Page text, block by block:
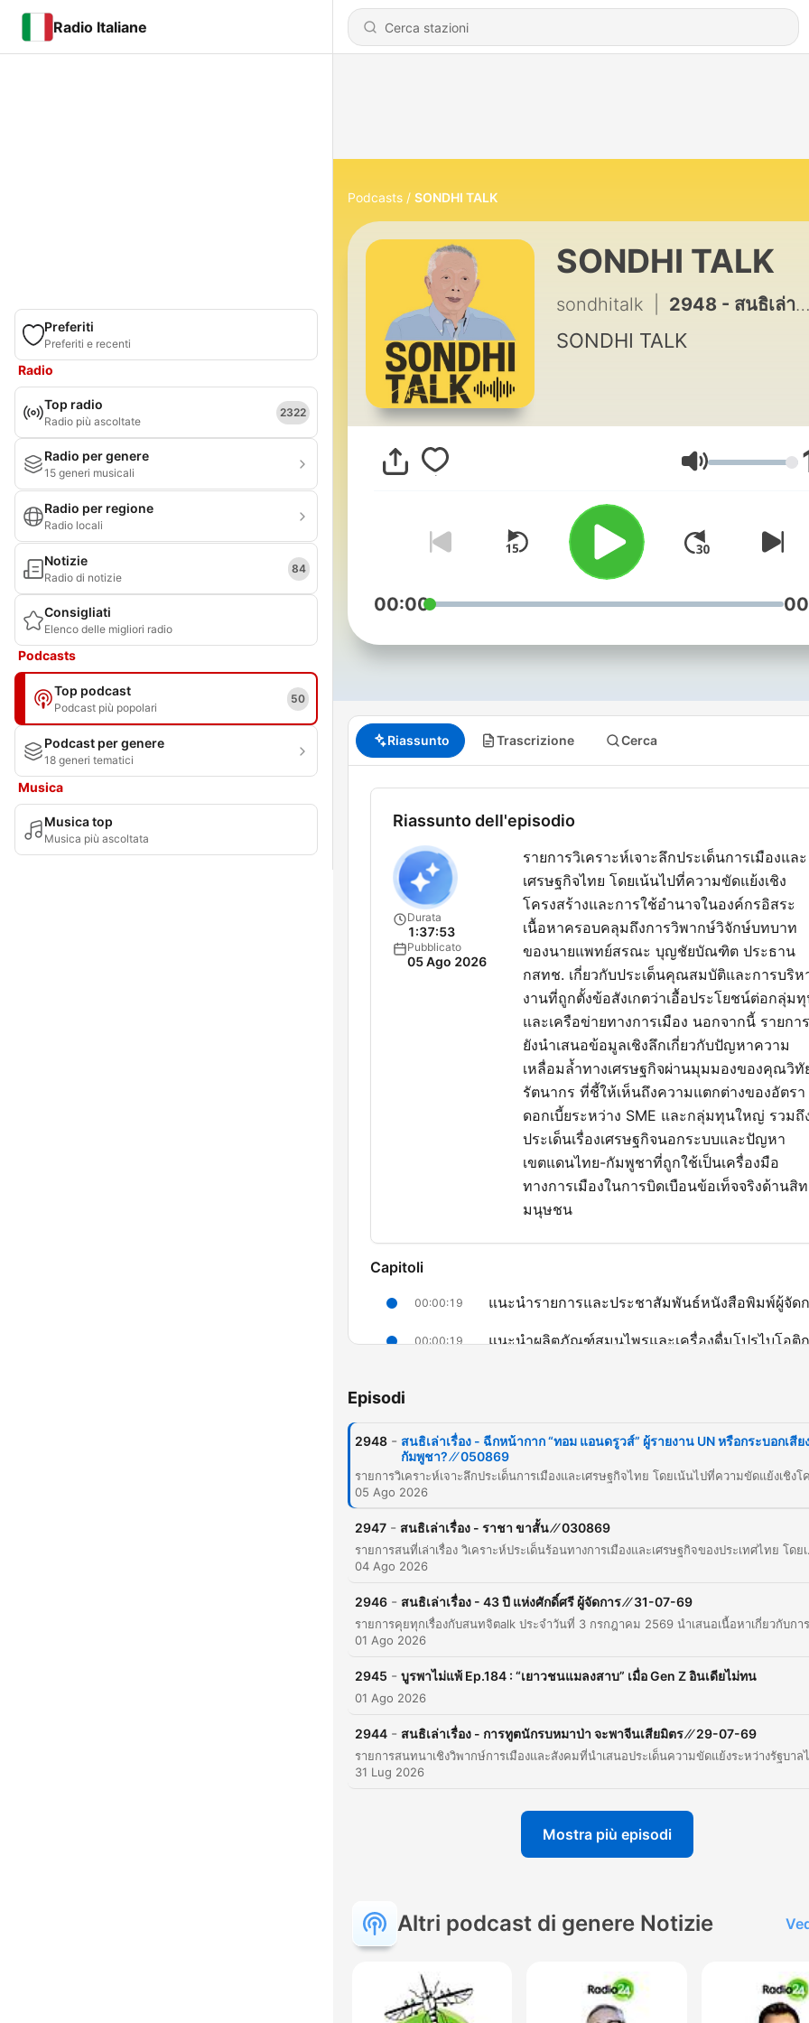
Radio Italiane
Preferiti
Preferiti e recenti
Radio
Top radio
Radio più ascoltate
2322
Radio per genere
15 generi musicali
Radio per regione
Radio locali
Notizie
Radio di notizie
84
Consigliati
Elenco delle migliori radio
Podcasts
Top podcast
Podcast più popolari
50
Podcast per genere
18 generi tematici
Musica
Musica top
Musica più ascoltata
Podcasts SONDHI TALK
SONDHI TALK
sondhitalk 2948 - สนธิเล่าเรื่อง - ฉีกหน้ากาก “ทอม แอนดรูวส์” ผู้รายงาน UN หรือกระบอกเสียงกัมพูชา? ⁄⁄ 050869
SONDHI TALK
Volume
00:00
Riassunto Trascrizione Cerca
Riassunto dell'episodio
Durata
1:37:53
Pubblicato
05 Ago 2026
รายการวิเคราะห์เจาะลึกประเด็นการเมืองและ
เศรษฐกิจไทย โดยเน้นไปที่ความขัดแย้งเชิง
โครงสร้างและการใช้อำนาจในองค์กรอิสระ
เนื้อหาครอบคลุมถึงการวิพากษ์วิจักษ์บทบาท
ของนายแพทย์สรณะ บุญชัยบัณฑิต ประธาน
กสทช. เกี่ยวกับประเด็นคุณสมบัติและการบริห
งานที่ถูกตั้งข้อสังเกตว่าเอื้อประโยชน์ต่อกลุ่ม
และเครือข่ายทางการเมือง นอกจากนี้ รายการ
ยังนำเสนอข้อมูลเชิงลึกเกี่ยวกับปัญหาความ
เหลื่อมล้ำทางเศรษฐกิจผ่านมุมมองของคุณวิทั
รัตนากร ที่ชี้ให้เห็นถึงความแตกต่างของอัตรา
ดอกเบี้ยระหว่าง SME และกลุ่มทุนใหญ่ รวมถึ
ประเด็นเรื่องเศรษฐกิจนอกระบบและปัญหา
เขตแดนไทย-กัมพูชาที่ถูกใช้เป็นเครื่องมือ
ทางการเมืองในการบิดเบือนข้อเท็จจริงด้านสิ
มนุษชน
Capitoli
00:00:19 แนะนำรายการและประชาสัมพันธ์หนังสือพิมพ์ผู้จัด
00:00:19 แนะนำผลิตภัณฑ์สมุนไพรและเครื่องดื่มโปรไบโอติก
00:22:08
00:37:22
ประเด็นความขัดแย้งชายแดนไทย-กัมพูชา และบท
รายงานพิเศษ UN
00:56:14
บัณฑิต ประธาน กสทช.
Clicca su un capitolo per andare direttamente a quel momento
Momenti salienti
ไม่ได้
การที่มีเงินหมุนเวียนในภาคส่วนที่ไม่สามารถตรวจสอบได้
00:07:41 · การชี้ให้เห็นถึงความเหลื่อมล้ำอย่างรุนแรงในการเข้าถึง
แหล่งเงินทุนระหว่างธุรกิจขนาดเล็กและกลุ่มทุนขนาดใหญ่
ก่อน
Episodi
2948 - สนธิเล่าเรื่อง - ฉีกหน้ากาก “ทอม แอนดรูวส์” ผู้รายงาน UN หรือกระบอกเสีย
กัมพูชา? ⁄⁄ 050869
05 Ago 2026
2947 - สนธิเล่าเรื่อง - ราชา ขาสั้น ⁄⁄ 030869
รายการสนที่เล่าเรื่อง วิเคราะห์ประเด็นร้อนทางการเมืองและเศรษฐกิจของป
04 Ago 2026
2946 - สนธิเล่าเรื่อง - 43 ปี แห่งศักดิ์ศรี ผู้จัดการ ⁄⁄ 31-07-69
01 Ago 2026
2945 - บูรพาไม่แพ้ Ep.184 : “เยาวชนแมลงสาบ” เมื่อ Gen Z อินเดียไม่ทน
01 Ago 2026
2944 - สนธิเล่าเรื่อง - การทูตนักรบหมาป่า จะพาจีนเสียมิตร ⁄⁄ 29-07-69
31 Lug 2026
Mostra più episodi
Altri podcast di genere Notizie